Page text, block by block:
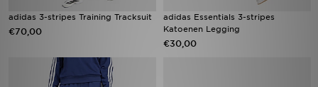
adidas 3-stripes Training Tracksuit
€70,00
adidas Essentials 3-stripes
Katoenen Legging
€30,00